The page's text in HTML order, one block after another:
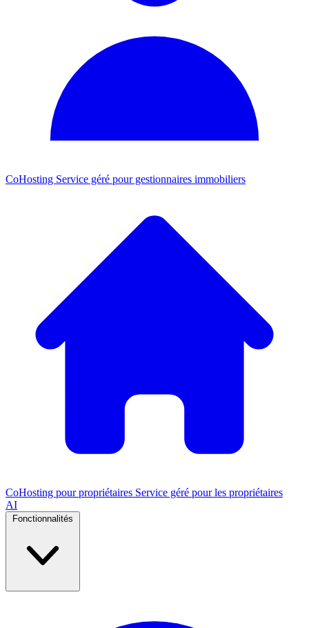
CoHosting Service géré pour gestionnaires immobiliers
CoHosting pour propriétaires Service géré pour les propriétaires
AI